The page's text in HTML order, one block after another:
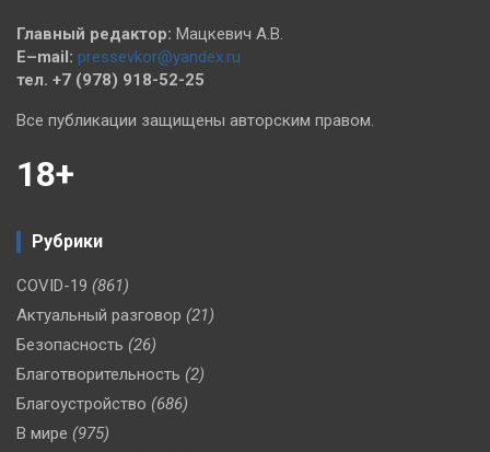
Главный редактор: Мацкевич А.В.
E–mail: pressevkor@yandex.ru
тел. +7 (978) 918-52-25
Все публикации защищены авторским правом.
18+
Рубрики
COVID-19 (861)
Актуальный разговор (21)
Безопасность (26)
Благотворительность (2)
Благоустройство (686)
В мире (975)